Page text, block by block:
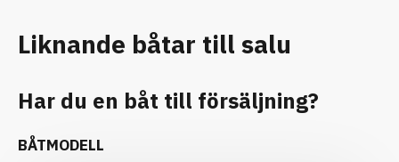
Liknande båtar till salu
Har du en båt till försäljning?
BÅTMODELL